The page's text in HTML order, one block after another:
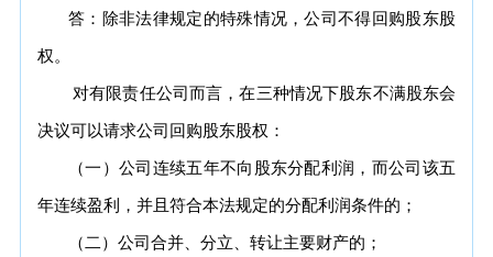
答：除非法律规定的特殊情况，公司不得回购股东股
权。
对有限责任公司而言，在三种情况下股东不满股东会
决议可以请求公司回购股东股权：
（一）公司连续五年不向股东分配利润，而公司该五
年连续盈利，并且符合本法规定的分配利润条件的；
（二）公司合并、分立、转让主要财产的；